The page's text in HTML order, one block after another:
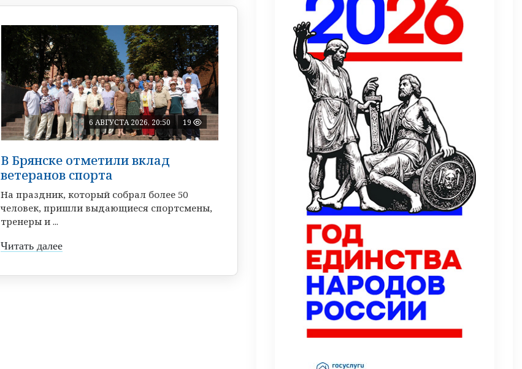
6 АВГУСТА 2026, 20:50 19
В Брянске отметили вклад
ветеранов спорта
На праздник, который собрал более 50
человек, пришли выдающиеся спортсмены,
тренеры и ...
Читать далее